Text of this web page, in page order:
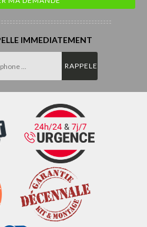
IMMEDIATEMENT